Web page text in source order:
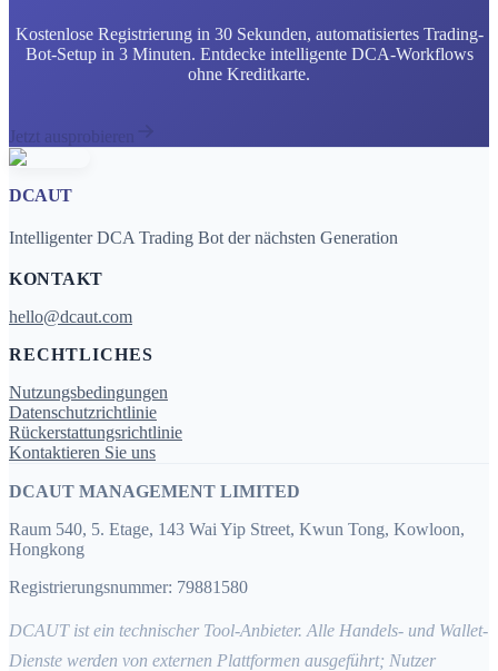
Kostenlose Registrierung in 30 Sekunden, automatisiertes Trading-
Bot-Setup in 3 Minuten. Entdecke intelligente DCA-Workflows
ohne Kreditkarte.
Jetzt ausprobieren
DCAUT
Intelligenter DCA Trading Bot der nächsten Generation
KONTAKT
hello@dcaut.com
RECHTLICHES
Nutzungsbedingungen
Datenschutzrichtlinie
Rückerstattungsrichtlinie
Kontaktieren Sie uns
DCAUT MANAGEMENT LIMITED
Raum 540, 5. Etage, 143 Wai Yip Street, Kwun Tong, Kowloon,
Hongkong
Registrierungsnummer: 79881580
DCAUT ist ein technischer Tool-Anbieter. Alle Handels- und Wallet-
Dienste werden von externen Plattformen ausgeführt; Nutzer